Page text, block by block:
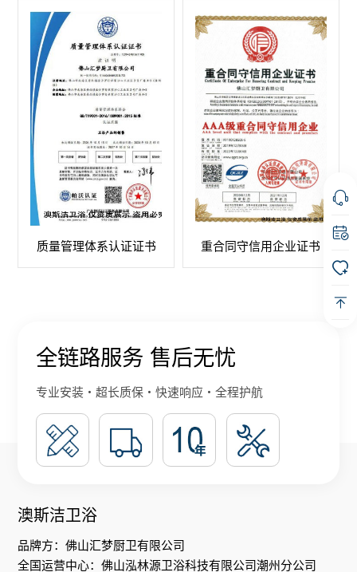
质量管理体系认证证书 重合同守信用企业证书
全链路服务 售后无忧
专业安装・超长质保・快速响应・全程护航
澳斯洁卫浴
品牌方：佛山汇梦厨卫有限公司
全国运营中心：佛山泓林源卫浴科技有限公司潮州分公司